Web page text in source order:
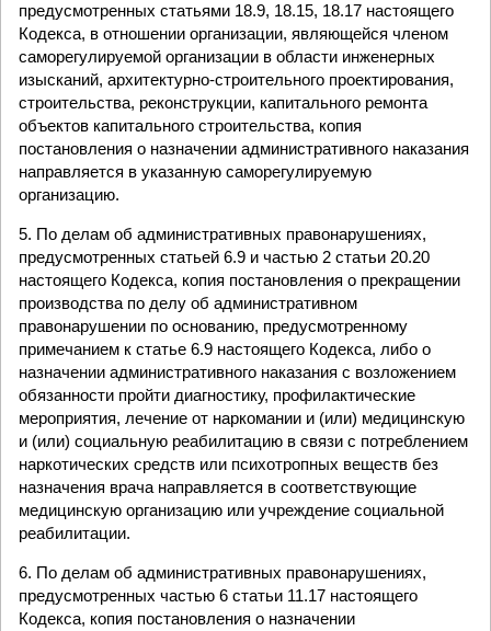
предусмотренных статьями 18.9, 18.15, 18.17 настоящего
Кодекса, в отношении организации, являющейся членом
саморегулируемой организации в области инженерных
изысканий, архитектурно-строительного проектирования,
строительства, реконструкции, капитального ремонта
объектов капитального строительства, копия
постановления о назначении административного наказания
направляется в указанную саморегулируемую
организацию.
5. По делам об административных правонарушениях,
предусмотренных статьей 6.9 и частью 2 статьи 20.20
настоящего Кодекса, копия постановления о прекращении
производства по делу об административном
правонарушении по основанию, предусмотренному
примечанием к статье 6.9 настоящего Кодекса, либо о
назначении административного наказания с возложением
обязанности пройти диагностику, профилактические
мероприятия, лечение от наркомании и (или) медицинскую
и (или) социальную реабилитацию в связи с потреблением
наркотических средств или психотропных веществ без
назначения врача направляется в соответствующие
медицинскую организацию или учреждение социальной
реабилитации.
6. По делам об административных правонарушениях,
предусмотренных частью 6 статьи 11.17 настоящего
Кодекса, копия постановления о назначении